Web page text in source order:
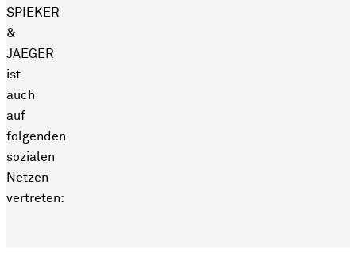
SPIEKER
&
JAEGER
ist
auch
auf
folgenden
sozialen
Netzen
vertreten: